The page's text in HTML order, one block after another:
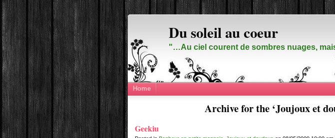
Du soleil au coeur
"…Au ciel courent de sombres nuages,
Home
Archive for the ‘Joujoux et
Geekiu